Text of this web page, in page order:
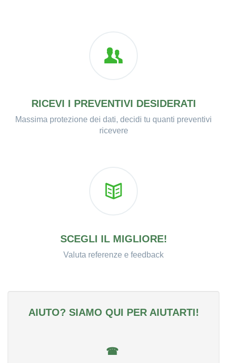
RICEVI I PREVENTIVI DESIDERATI
Massima protezione dei dati, decidi tu quanti preventivi
ricevere
SCEGLI IL MIGLIORE!
Valuta referenze e feedback
AIUTO? SIAMO QUI PER AIUTARTI!
☎